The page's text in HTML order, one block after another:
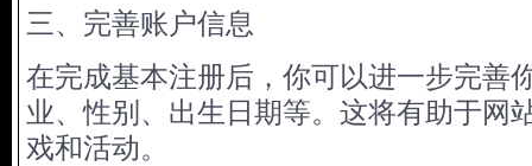
三、完善账户信息
在完成基本注册后，你可以进一步完善
业、性别、出生日期等。这将有助于网
戏和活动。